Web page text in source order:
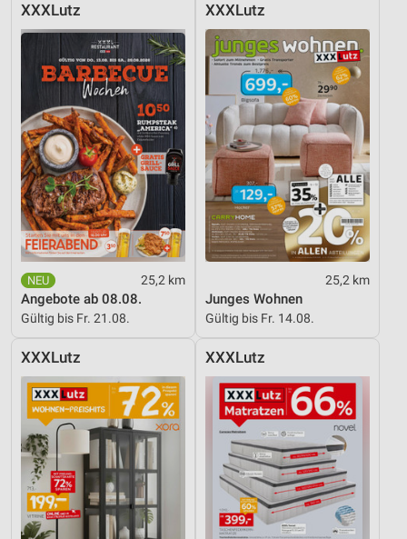
XXXLutz
25,2 km
Angebote ab 08.08.
Gültig bis Fr. 21.08.
XXXLutz
25,2 km
Junges Wohnen
Gültig bis Fr. 14.08.
XXXLutz XXXLutz
Verwendung reduzierter Daten zur Auswahl von
Werbeanzeigen
Erstellung von Profilen für personalisierte
Werbung
Verwendung von Profilen zur Auswahl
personalisierter Werbung
Erstellung von Profilen zur Personalisierung
von Inhalten
Verwendung von Profilen zur Auswahl
personalisierter Inhalte
Messung der Werbeleistung
Messung der Performance von Inhalten
Analyse von Zielgruppen durch Statistiken oder
Quellen
Entwicklung und Verbesserung der Angebote
Verwendung reduzierter Daten zur Auswahl von
Inhalten
IAB-Besonderheiten:
Verwendung genauer Standortdaten